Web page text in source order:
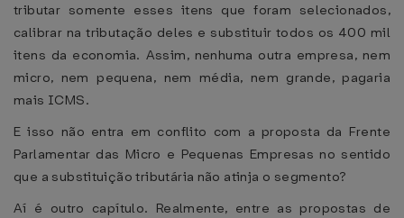
tributar somente esses itens que foram selecionados,
calibrar na tributação deles e substituir todos os 400 mil
itens da economia. Assim, nenhuma outra empresa, nem
micro, nem pequena, nem média, nem grande, pagaria
mais ICMS.
E isso não entra em conflito com a proposta da Frente
Parlamentar das Micro e Pequenas Empresas no sentido
que a substituição tributária não atinja o segmento?
Aí é outro capítulo. Realmente, entre as propostas de